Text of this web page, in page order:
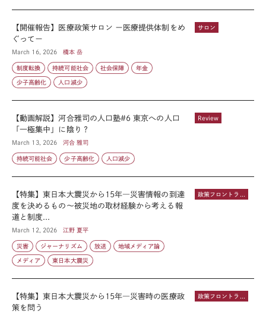
サロン
【開催報告】医療政策サロン ー医療提供体制をめ
ぐってー
March 16, 2026 橋本 岳
制度転換 持続可能社会 社会保障 年金
少子高齢化 人口減少
Review
【動画解説】河合雅司の人口塾#6 東京への人口
「一極集中」に陰り？
March 13, 2026 河合 雅司
持続可能社会 少子高齢化 人口減少
政策フロントライン
【特集】東日本大震災から15年―災害情報の到達
度を決めるもの～被災地の取材経験から考える報
道と制度...
March 12, 2026 江野 夏平
災害 ジャーナリズム 放送 地域メディア論
メディア 東日本大震災
政策フロントライン
【特集】東日本大震災から15年―災害時の医療政
策を問う